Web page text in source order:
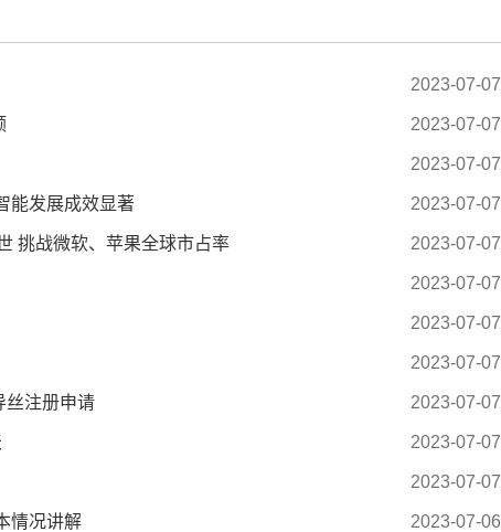
2023-07-07
2023-07-07
2023-07-07
能发展成效显著 2023-07-07
挑战微软、苹果全球市占率 2023-07-07
2023-07-07
2023-07-07
2023-07-07
丝注册申请 2023-07-07
2023-07-07
2023-07-07
情况讲解 2023-07-06